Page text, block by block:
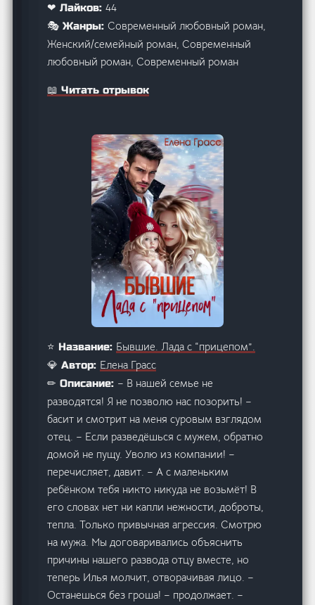
❤ Лайков:44
🎭 Жанры:Современный любовный роман,
Женский/семейный роман, Современный
любовный роман, Современный роман
📖 Читать отрывок
⭐ Название: Бывшие. Лада с “прицепом”.
💎 Автор: Елена Грасс
✏ Описание: – В нашей семье не
разводятся! Я не позволю нас позорить! –
басит и смотрит на меня суровым взглядом
отец. – Если разведёшься с мужем, обратно
домой не пущу. Уволю из компании! –
перечисляет, давит. – А с маленьким
ребёнком тебя никто никуда не возьмёт! В
его словах нет ни капли нежности, доброты,
тепла. Только привычная агрессия. Смотрю
на мужа. Мы договаривались объяснить
причины нашего развода отцу вместе, но
теперь Илья молчит, отворачивая лицо. –
Останешься без гроша! – продолжает. –